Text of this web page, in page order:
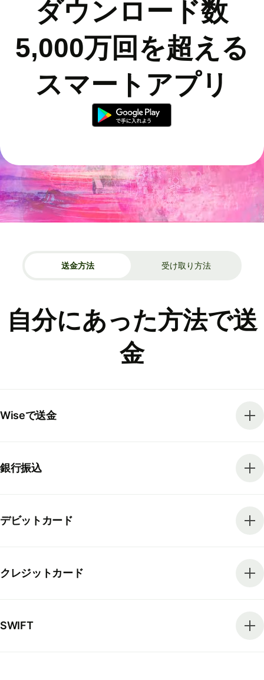
ダウンロード数
5,000万回を超える
スマートアプリ
送金方法 受け取り方法
自分にあった方法で送
金
Wiseで送金
銀行振込
デビットカード
クレジットカード
SWIFT